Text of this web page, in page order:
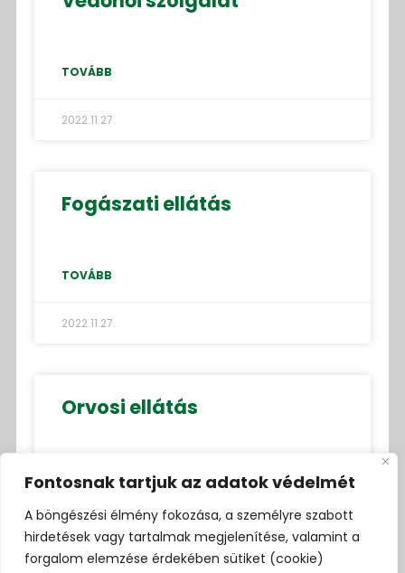
Fontosnak tartjuk az adatok védelmét
A böngészési élmény fokozása, a személyre szabott
hirdetések vagy tartalmak megjelenítése, valamint a
forgalom elemzése érdekében sütiket (cookie)
TOVÁBB
2022.11.27.
Fogászati ellátás
TOVÁBB
2022.11.27.
Orvosi ellátás
TOVÁBB
2022.11.27.